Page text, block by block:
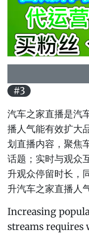
#3
汽车之家直播是汽
播人气能有效扩大
划直播内容，聚焦
话题；实时与观众
升观众停留时长，
升汽车之家直播人气
Increasing
streams